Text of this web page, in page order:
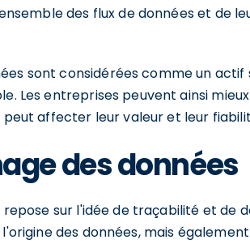
des flux de données et de
sont considérées comme un
Les entreprises peuvent ainsi
peut affecter leur valeur et leur
des données
repose sur l'idée de traçabilité et de
des données, mais